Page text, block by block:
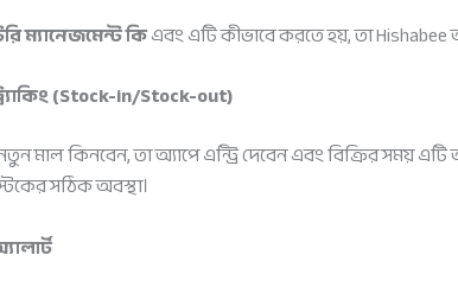
ম্যানেজমেন্ট কিএবং এটি কীভাবে করতে হয়, তা Hishabee
(Stock-in/Stock-out)
মাল কিনবেন, তা অ্যাপে এন্ট্রি দেবেন এবং বিক্রির সময়
সঠিক অবস্থা।